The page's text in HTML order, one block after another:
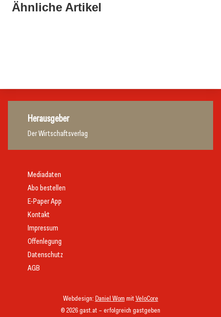
Ähnliche Artikel
20. Juli 2026
Herausgeber
Der Wirtschaftsverlag
© 2026 gast.at – erfolgreich gastgeben
Webdesign: Daniel Wom mitVeloCore
Mediadaten
Abo bestellen
E-Paper App
Kontakt
Impressum
Offenlegung
Datenschutz
AGB